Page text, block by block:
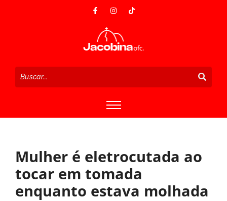
Mulher é eletrocutada ao
tocar em tomada
enquanto estava molhada